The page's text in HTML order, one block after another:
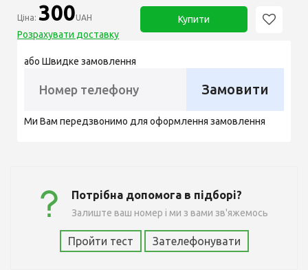
Ціна: 300UAH
Розрахувати доставку
Купити
або Швидке замовлення
Замовити
Ми Вам передзвонимо для оформлення замовлення
Потрібна допомога в підборі?
Залиште ваш номер і ми з вами зв'яжемось
Пройти тест Зателефонувати